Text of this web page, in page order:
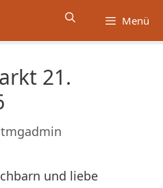
Menü
21.
tmgadmin
und liebe